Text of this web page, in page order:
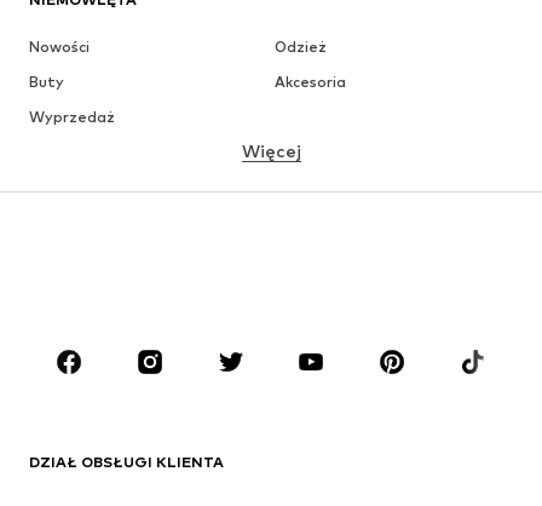
Nowości
Odzież
Buty
Akcesoria
Wyprzedaż
MARKI
Next
Więcej
DZIAŁ OBSŁUGI KLIENTA